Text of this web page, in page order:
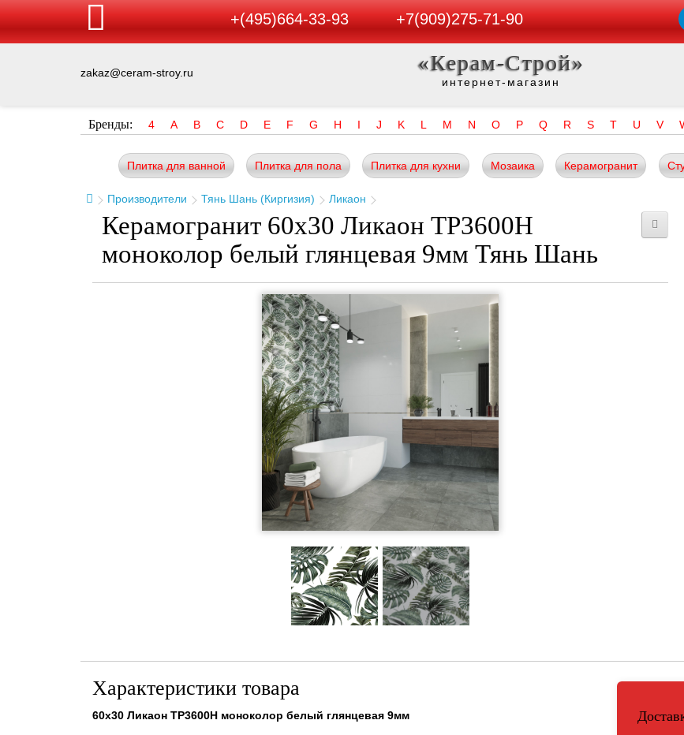
+(495)664-33-93 +7(909)275-71-90
zakaz@ceram-stroy.ru «Керам-Строй»
интернет-магазин
Бренды: 4 A B C D E F G H I J K L M N O P Q R S T U V
Плитка для ванной Плитка для пола Плитка для кухни Мозаика Керамогранит
Производители Тянь Шань (Киргизия) Ликаон
Керамогранит 60x30 Ликаон TP3600H
моноколор белый глянцевая 9мм Тянь Шань
Характеристики товара
60x30 Ликаон TP3600H моноколор белый глянцевая 9мм